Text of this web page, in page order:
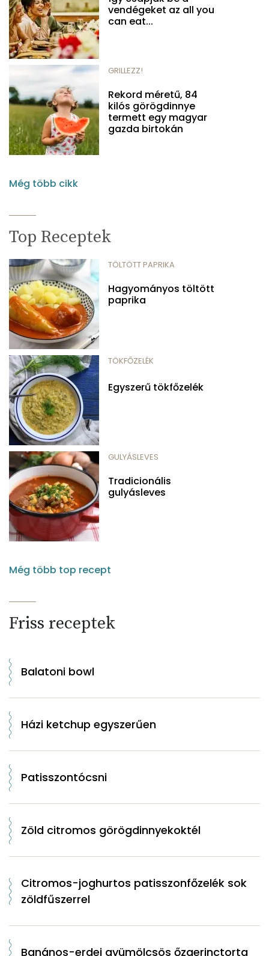
vendégeket az all you
can eat...
GRILLEZZ!
Rekord méretű, 84
kilós görögdinnye
termett egy magyar
gazda birtokán
Még több cikk
Top Receptek
TÖLTÖTT PAPRIKA
Hagyományos töltött
paprika
TÖKFŐZELÉK
Egyszerű tökfőzelék
GULYÁSLEVES
Tradicionális
gulyásleves
Még több top recept
Friss receptek
Balatoni bowl
Házi ketchup egyszerűen
Patisszontócsni
Zöld citromos görögdinnyekoktél
Citromos-joghurtos patisszonfőzelék sok
zöldfűszerrel
Banános-erdei gyümölcsös őzgerinctorta